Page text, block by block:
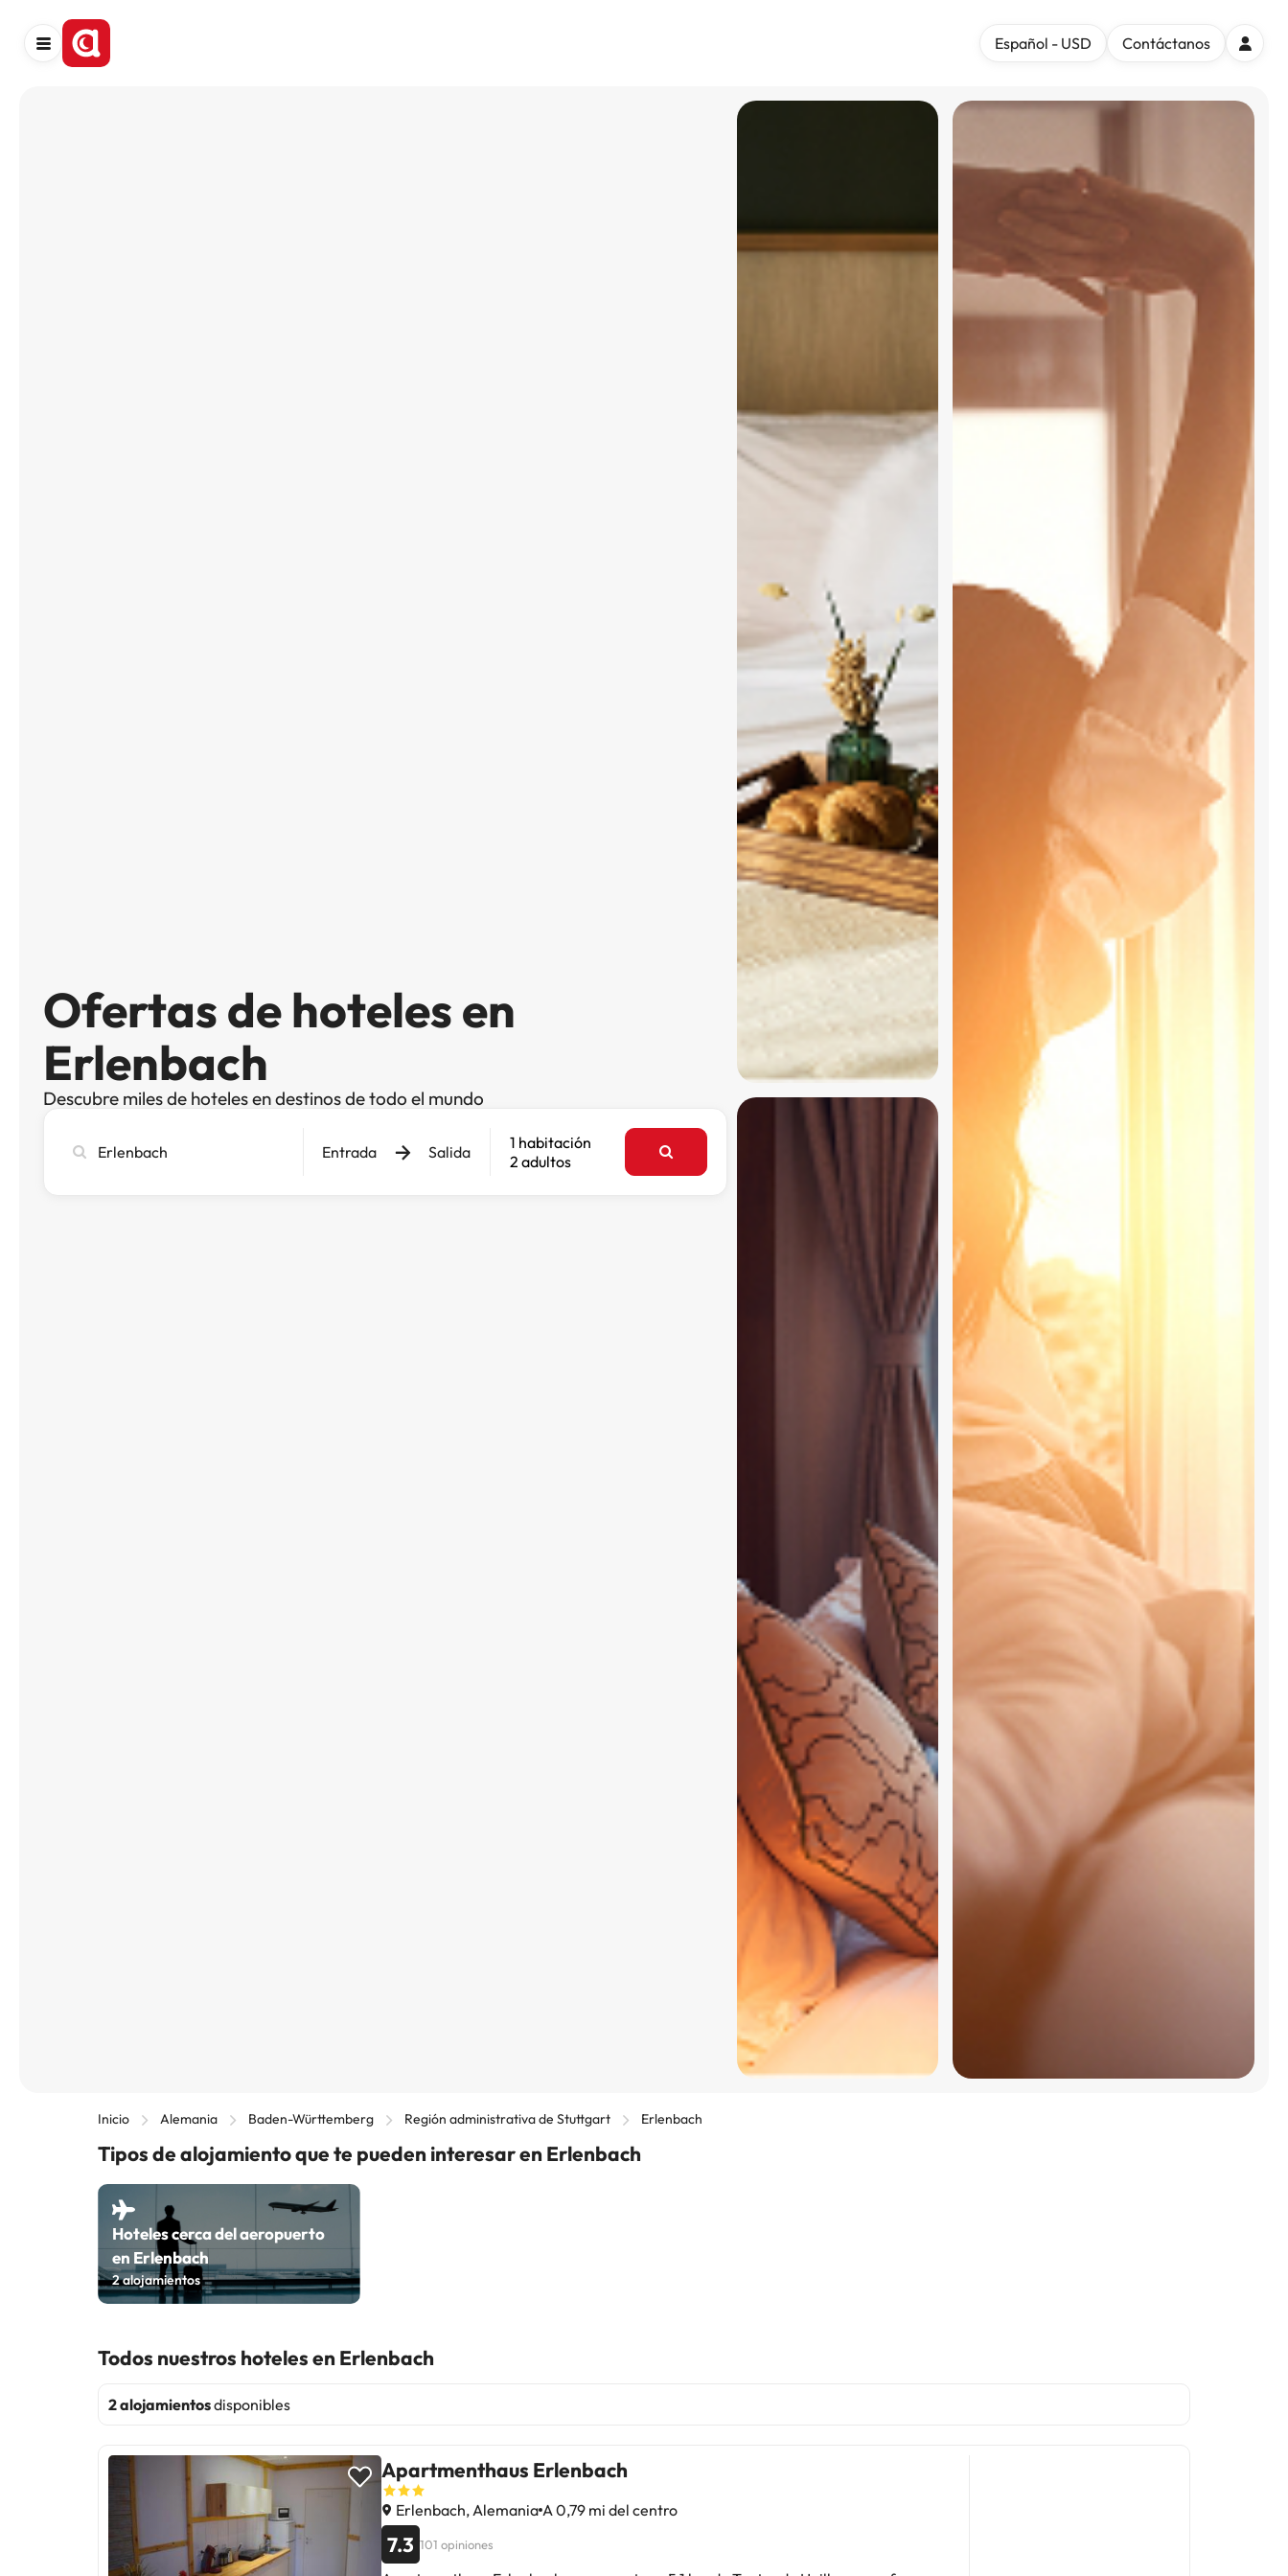
Español - USD Contáctanos
Ofertas de hoteles en
Erlenbach
Descubre miles de hoteles en destinos de todo el mundo
ciudad,
Entrada Salida
1 habitación
2 adultos
Inicio Alemania Baden-Württemberg Región administrativa de Stuttgart Erlenbach
Tipos de alojamiento que te pueden interesar en Erlenbach
Hoteles cerca del aeropuerto
en Erlenbach
2alojamientos
Todos nuestros hoteles en Erlenbach
2 alojamientosdisponibles
Apartmenthaus Erlenbach
Erlenbach, Alemania A 0,79 mi del centro
7.3 101 opiniones